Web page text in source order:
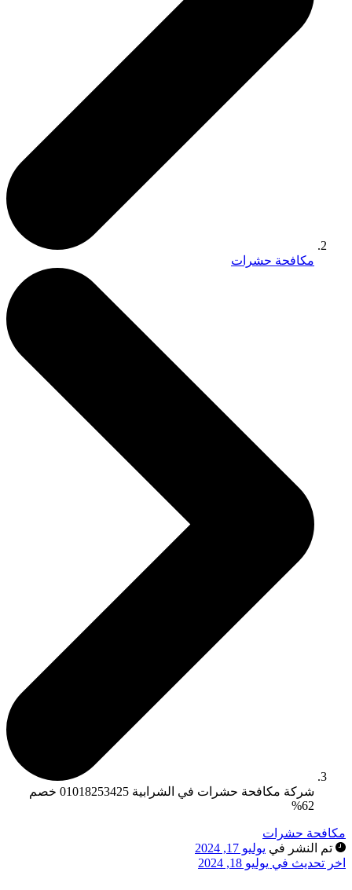
مكافحة حشرات
شركة مكافحة حشرات في الشرابية 01018253425 خصم
62%
حشرات
تم النشر في يوليو 17, 2024
تحديث في يوليو 18, 2024